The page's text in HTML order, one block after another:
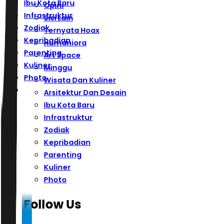
Ibu Kota Baru
Infrastruktur
Zodiak
Kepribadian
Parenting
Kuliner
Photo
Opini
Sisi Lain
Ternyata Hoax
Humaniora
Art Space
Minggu
Wisata Dan Kuliner
Arsitektur Dan Desain
Ibu Kota Baru
Infrastruktur
Zodiak
Kepribadian
Parenting
Kuliner
Photo
Follow Us